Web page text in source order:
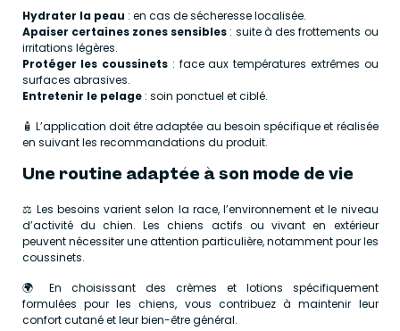
Hydrater la peau : en cas de sécheresse localisée.
Apaiser certaines zones sensibles : suite à des frottements ou
irritations légères.
Protéger les coussinets : face aux températures extrêmes ou
surfaces abrasives.
Entretenir le pelage: soin ponctuel et ciblé.
🧴 L’application doit être adaptée au besoin spécifique et réalisée
en suivant les recommandations du produit.
Une routine adaptée à son mode de vie
⚖️ Les besoins varient selon la race, l’environnement et le niveau
d’activité du chien. Les chiens actifs ou vivant en extérieur
peuvent nécessiter une attention particulière, notamment pour les
coussinets.
🌍 En choisissant des crèmes et lotions spécifiquement
formulées pour les chiens, vous contribuez à maintenir leur
confort cutané et leur bien-être général.